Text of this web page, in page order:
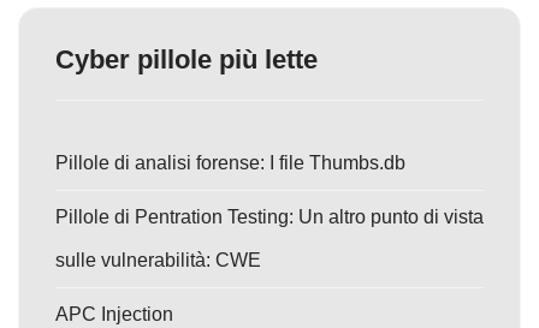
Cyber pillole più lette
Pillole di analisi forense: I file Thumbs.db
Pillole di Pentration Testing: Un altro punto di vista
sulle vulnerabilità: CWE
APC Injection